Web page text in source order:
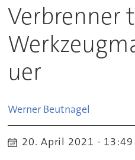
Verbrenner
uer
Werner Beutnagel
20. April 2021 - 13:49